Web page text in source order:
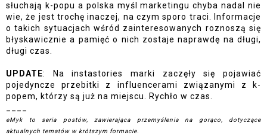
słuchają k-popu a polska myśl marketingu chyba nadal nie
wie, że jest trochę inaczej, na czym sporo traci. Informacje
o takich sytuacjach wśród zainteresowanych roznoszą się
błyskawicznie a pamięć o nich zostaje naprawdę na długi,
długi czas.
UPDATE: Na instastories marki zaczęły się pojawiać
pojedyncze przebitki z influencerami związanymi z k-
popem, którzy są już na miejscu. Rychło w czas.
eMyk to seria postów, zawierająca przemyślenia na gorąco, dotyczące
aktualnych tematów w krótszym formacie.